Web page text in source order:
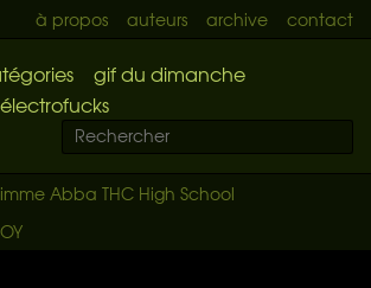
à propos auteurs archive contact
gif du dimanche
électrofucks
Abba THC High School